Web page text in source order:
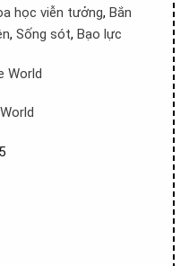
học viễn tưởng, Bắn
, Sống sót, Bạo lực
World